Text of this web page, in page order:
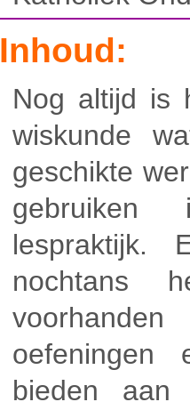
Inhoud:
Nog altijd is
wiskunde
geschikte
lespraktijk.
nochtans
oefeningen
bieden aan